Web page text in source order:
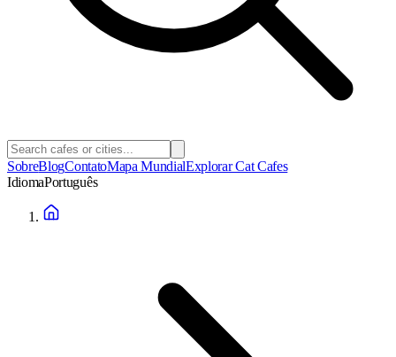
SobreBlogContatoMapa MundialExplorar Cat Cafes
IdiomaPortuguês